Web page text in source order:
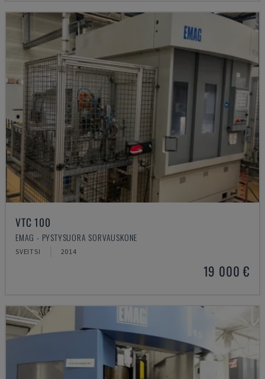
VTC 100
EMAG - PYSTYSUORA SORVAUSKONE
SVEITSI 2014
19 000 €